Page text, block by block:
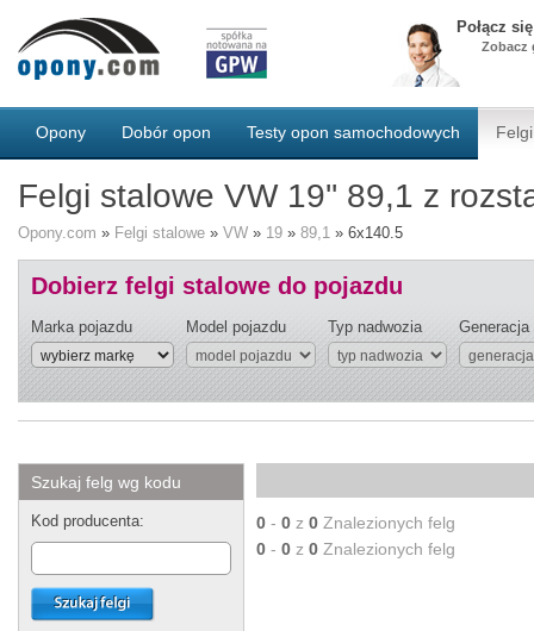
Połącz
Zobacz
Opony Dobór opon Testy opon samochodowych
Felgi stalowe VW 19'' 89,1 z
Opony.com » Felgi stalowe » VW » 19 » 89,1 » 6x140.5
Dobierz felgi stalowe do pojazdu
Marka pojazdu Model pojazdu Typ nadwozia Generacja
Szukaj felg wg kodu
Kod producenta: 0 - 0 z 0 Znalezionych felg
0 - 0 z 0 Znalezionych felg